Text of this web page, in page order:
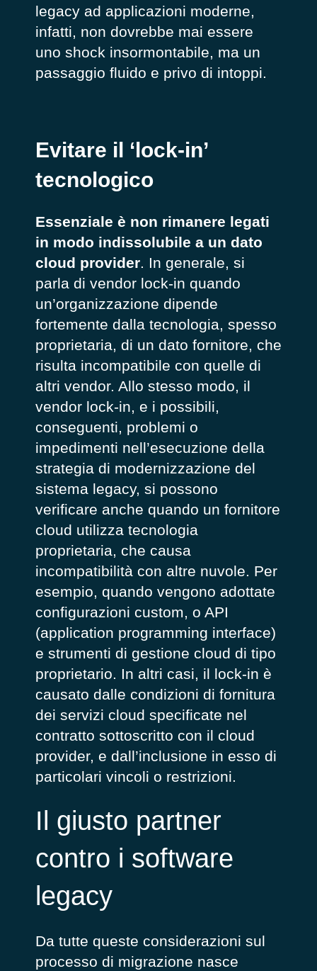
legacy ad applicazioni moderne,
infatti, non dovrebbe mai essere
uno shock insormontabile, ma un
passaggio fluido e privo di intoppi.
Evitare il ‘lock-in’
tecnologico
Essenziale è non rimanere legati
in modo indissolubile a un dato
cloud provider. In generale, si
parla di vendor lock-in quando
un’organizzazione dipende
fortemente dalla tecnologia, spesso
proprietaria, di un dato fornitore, che
risulta incompatibile con quelle di
altri vendor. Allo stesso modo, il
vendor lock-in, e i possibili,
conseguenti, problemi o
impedimenti nell’esecuzione della
strategia di modernizzazione del
sistema legacy, si possono
verificare anche quando un fornitore
cloud utilizza tecnologia
proprietaria, che causa
incompatibilità con altre nuvole. Per
esempio, quando vengono adottate
configurazioni custom, o API
(application programming interface)
e strumenti di gestione cloud di tipo
proprietario. In altri casi, il lock-in è
causato dalle condizioni di fornitura
dei servizi cloud specificate nel
contratto sottoscritto con il cloud
provider, e dall’inclusione in esso di
particolari vincoli o restrizioni.
Il giusto partner
contro i software
legacy
Da tutte queste considerazioni sul
processo di migrazione nasce